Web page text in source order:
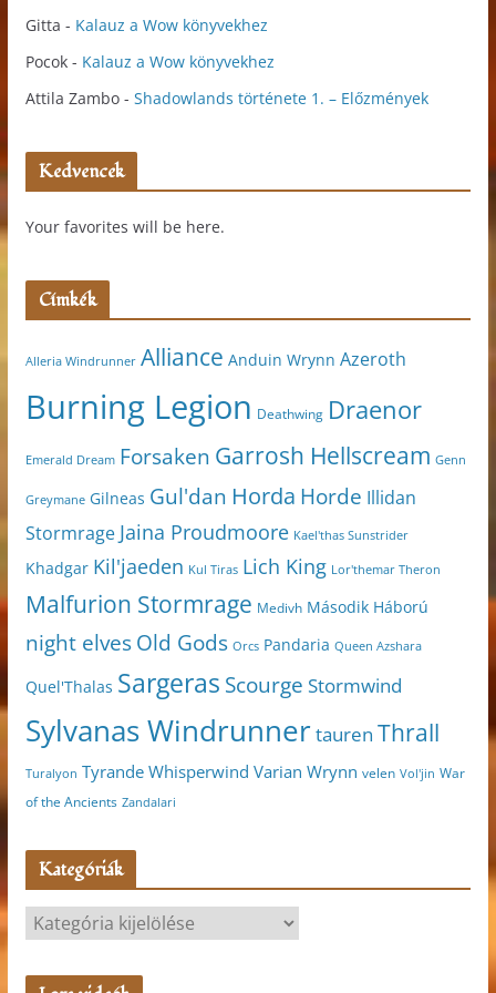
Gitta - Kalauz a Wow könyvekhez
Pocok- Kalauz a Wow könyvekhez
Attila Zambo- Shadowlands története 1. – Előzmények
Kedvencek
Your favorites will be here.
Címkék
Alleria Windrunner Alliance Anduin Wrynn Azeroth
Burning Legion Deathwing Draenor
Emerald Dream Forsaken Garrosh Hellscream Genn
Greymane Gilneas Gul'dan Horda Horde Illidan
Stormrage Jaina Proudmoore Kael'thas Sunstrider
Khadgar Kil'jaeden Kul Tiras Lich King Lor'themar Theron
Malfurion Stormrage Medivh Második Háború
night elves Old Gods Orcs Pandaria Queen Azshara
Quel'Thalas Sargeras Scourge Stormwind
Sylvanas Windrunnertauren Thrall
Turalyon Tyrande Whisperwind Varian Wrynn velen Vol'jin War
of the Ancients Zandalari
Kategóriák
t